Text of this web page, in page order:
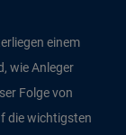
einem
wie Anleger
Folge von
die wichtigsten